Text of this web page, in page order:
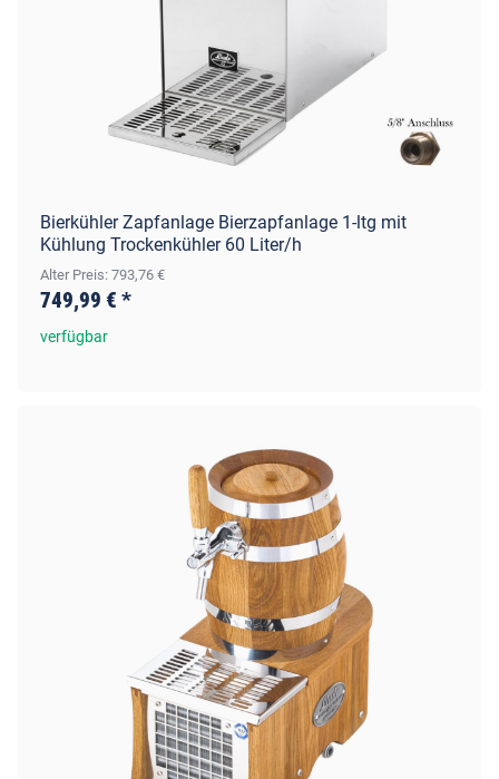
Bierkühler Zapfanlage Bierzapfanlage 1-ltg mit
Kühlung Trockenkühler 60 Liter/h
Alter Preis: 793,76 €
749,99 € *
verfügbar